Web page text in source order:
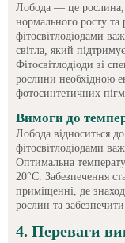
Лобода — це рослина,
нормального росту
фітосвітлодіодами
світла, який
Фітосвітлодіоди зі
рослини необхідною
фотосинтетичних
Вимоги до
Лобода відноситься
фітосвітлодіодами
Оптимальна
20°C. Забезпечення
приміщенні, де
рослин та
4. Переваги